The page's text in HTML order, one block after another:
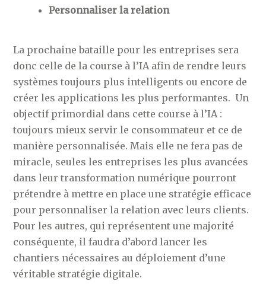
Personnaliser la relation
La prochaine bataille pour les entreprises sera
donc celle de la course à l’IA afin de rendre leurs
systèmes toujours plus intelligents ou encore de
créer les applications les plus performantes. Un
objectif primordial dans cette course à l’IA :
toujours mieux servir le consommateur et ce de
manière personnalisée. Mais elle ne fera pas de
miracle, seules les entreprises les plus avancées
dans leur transformation numérique pourront
prétendre à mettre en place une stratégie efficace
pour personnaliser la relation avec leurs clients.
Pour les autres, qui représentent une majorité
conséquente, il faudra d’abord lancer les
chantiers nécessaires au déploiement d’une
véritable stratégie digitale.